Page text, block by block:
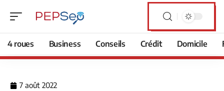
4 roues Business Conseils Crédit Domicile
7 août 2022